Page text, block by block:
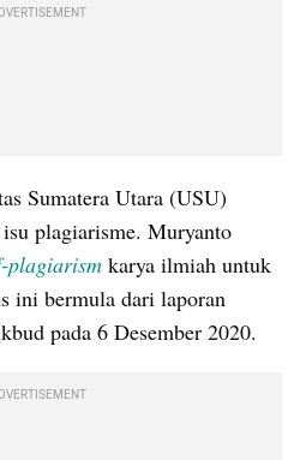
Sumatera Utara (USU)
plagiarisme. Muryanto
plagiarism karya ilmiah untuk
ini bermula dari laporan
pada 6 Desember 2020.